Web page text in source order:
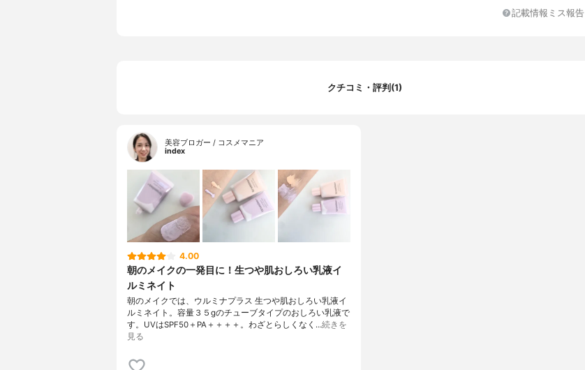
記載情報ミス報告
クチコミ・評判(1)
美容ブロガー / コスメマニア
index
4.00
朝のメイクの一発目に！生つや肌おしろい乳液イ
ルミネイト
朝のメイクでは、ウルミナプラス 生つや肌おしろい乳液イ
ルミネイト。容量３５gのチューブタイプのおしろい乳液で
す。UVはSPF50＋PA＋＋＋＋。わざとらしくなく…続きを
見る